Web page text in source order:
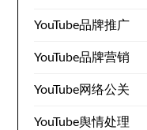
YouTube品牌推广
YouTube品牌营销
YouTube网络公关
YouTube舆情处理